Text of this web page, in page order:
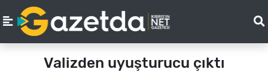
Valizden uyuşturucu çıktı